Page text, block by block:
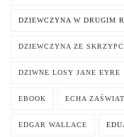
DZIEWCZYNA W DRUGIM
DZIEWCZYNA ZE
DZIWNE LOSY JANE EYRE
EBOOK ECHA
EDGAR WALLACE